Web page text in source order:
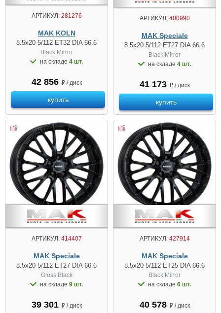
АРТИКУЛ:281276
MAK KOLN
8.5x20 5/112 ET32 DIA 66.6
Black Mirror
на складе 4 шт.
42 856 ₽ / диск
купить
АРТИКУЛ:400990
MAK Speciale
8.5x20 5/112 ET27 DIA 66.6
Black Mirror
на складе 4 шт.
41 173 ₽ / диск
купить
АРТИКУЛ:414407
MAK Speciale
8.5x20 5/112 ET27 DIA 66.6
Gloss Black
на складе 9 шт.
39 301 ₽ / диск
АРТИКУЛ:427914
MAK Speciale
8.5x20 5/112 ET25 DIA 66.6
Black Mirror
на складе 6 шт.
40 578 ₽ / диск